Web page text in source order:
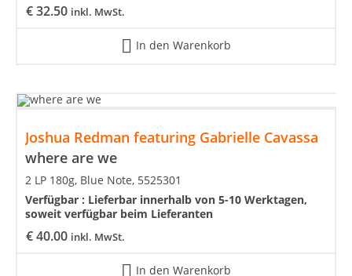
€32.50 inkl. MwSt.
In den Warenkorb
Joshua Redman featuring Gabrielle Cavassa
where are we
€40.00 inkl. MwSt.
2 LP 180g, Blue Note, 5525301
Verfügbar : Lieferbar innerhalb von 5-10 Werktagen,
soweit verfügbar beim Lieferanten
In den Warenkorb